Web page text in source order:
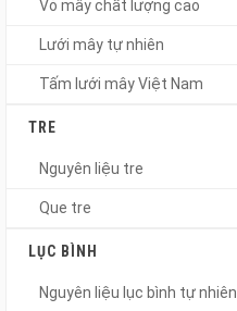
Vỏ mây chất lượng cao
Lưới mây tự nhiên
Tấm lưới mây Việt Nam
TRE
Nguyên liệu tre
Que tre
LỤC BÌNH
Nguyên liệu lục bình tự nhiên